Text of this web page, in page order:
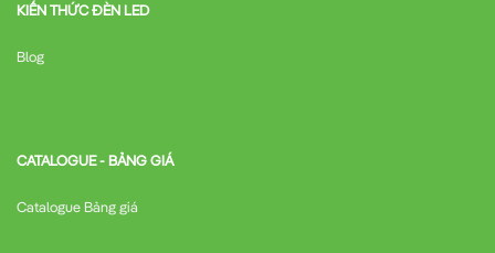
KIẾN THỨC ĐÈN LED
Blog
CATALOGUE - BẢNG GIÁ
Catalogue Bảng giá